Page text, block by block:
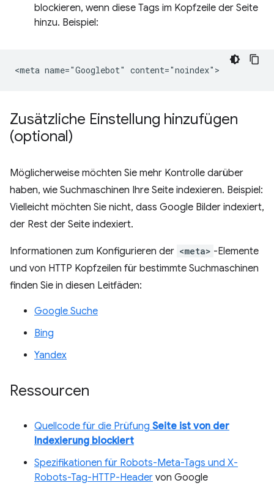
blockieren, wenn diese Tags im Kopfzeile der Seite
hinzu. Beispiel:
Zusätzliche Einstellung hinzufügen
(optional)
Möglicherweise möchten Sie mehr Kontrolle darüber
haben, wie Suchmaschinen Ihre Seite indexieren. Beispiel:
Vielleicht möchten Sie nicht, dass Google Bilder indexiert,
der Rest der Seite indexiert.
Informationen zum Konfigurieren der <meta> -Elemente
und von HTTP Kopfzeilen für bestimmte Suchmaschinen
finden Sie in diesen Leitfäden:
Google Suche
Bing
Yandex
Ressourcen
Quellcode für die Prüfung Seite ist von der
Indexierung blockiert
Spezifikationen für Robots-Meta-Tags und X-
Robots-Tag-HTTP-Header von Google